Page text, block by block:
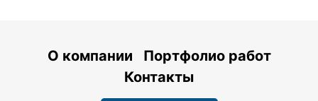
О компании
Портфолио работ
Контакты